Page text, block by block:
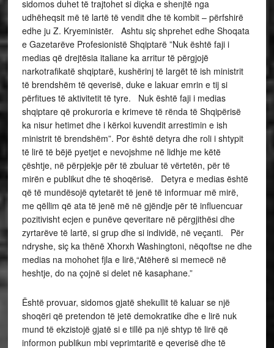
sidomos duhet të trajtohet si diçka e shenjtë nga
udhëheqsit më të lartë të vendit dhe të kombit – përfshirë
edhe ju Z. Kryeministër. Ashtu siç shprehet edhe Shoqata
e Gazetarëve Profesionistë Shqiptarë ”Nuk është faji i
medias që drejtësia italiane ka arritur të përgjojë
narkotrafikatë shqiptarë, kushërinj të largët të ish ministrit
të brendshëm të qeverisë, duke e lakuar emrin e tij si
përfitues të aktivitetit të tyre. Nuk është faji i medias
shqiptare që prokuroria e krimeve të rënda të Shqipërisë
ka nisur hetimet dhe i kërkoi kuvendit arrestimin e ish
ministrit të brendshëm”. Por është detyra dhe roli i shtypit
të lirë të bëjë pyetjet e nevojshme në lidhje me këtë
çështje, në përpjekje për të zbuluar të vërtetën, për të
mirën e publikut dhe të shoqërisë. Detyra e medias është
që të mundësojë qytetarët të jenë të informuar më mirë,
me qëllim që ata të jenë më në gjëndje për të influencuar
pozitivisht ecjen e punëve qeveritare në përgjithësi dhe
zyrtarëve të lartë, si grup dhe si individë, në veçanti. Për
ndryshe, siç ka thënë Xhorxh Washingtoni, nëqoftse ne dhe
medias na mohohet fjla e lirë,“Atëherë si memecë në
heshtje, do na çojnë si delet në kasaphane.”
Është provuar, sidomos gjatë shekullit të kaluar se një
shoqëri që pretendon të jetë demokratike dhe e lirë nuk
mund të ekzistojë gjatë si e tillë pa një shtyp të lirë që
informon publikun mbi veprimtaritë e qeverisë dhe të